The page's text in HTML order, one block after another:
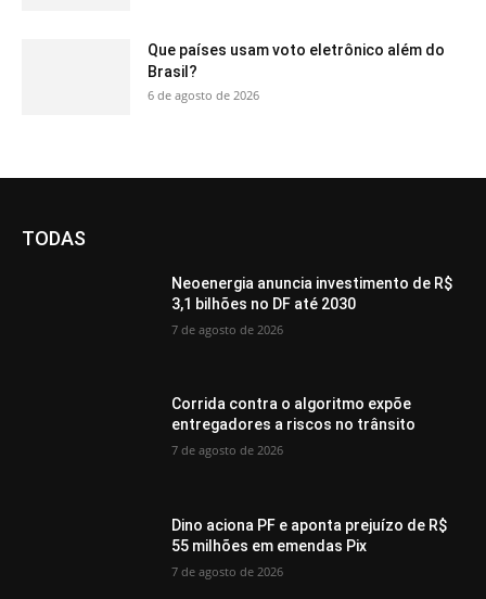
Que países usam voto eletrônico além do
Brasil?
6 de agosto de 2026
TODAS
Neoenergia anuncia investimento de R$
3,1 bilhões no DF até 2030
7 de agosto de 2026
Corrida contra o algoritmo expõe
entregadores a riscos no trânsito
7 de agosto de 2026
Dino aciona PF e aponta prejuízo de R$
55 milhões em emendas Pix
7 de agosto de 2026